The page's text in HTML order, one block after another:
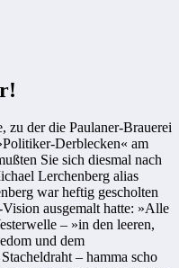
zu der die Paulaner-Brauerei
Derblecken« am
Sie sich diesmal nach
Lerchenberg alias
war heftig gescholten
ausgemalt hatte: »Alle
– »in den leeren,
und dem
– hamma scho